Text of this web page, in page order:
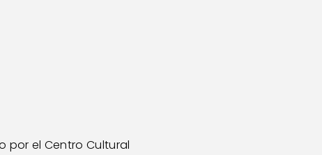
por el Centro Cultural